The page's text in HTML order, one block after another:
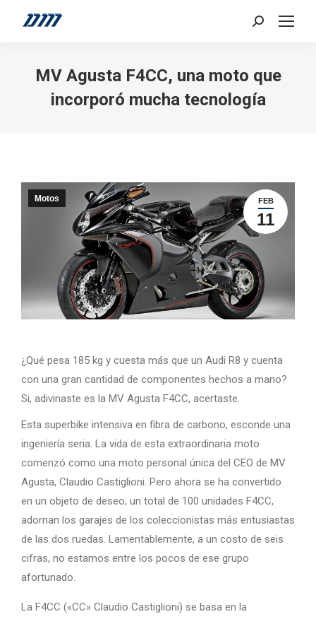
Search:
MV Agusta F4CC, una moto que
incorporó mucha tecnología
FEB
11
Motos
¿Qué pesa 185 kg y cuesta más que un Audi R8 y cuenta
con una gran cantidad de componentes hechos a mano?
Si, adivinaste es la MV Agusta F4CC, acertaste.
Esta superbike intensiva en fibra de carbono, esconde una
ingeniería seria. La vida de esta extraordinaria moto
comenzó como una moto personal única del CEO de MV
Agusta, Claudio Castiglioni. Pero ahora se ha convertido
en un objeto de deseo, un total de 100 unidades F4CC,
adornan los garajes de los coleccionistas más entusiastas
de las dos ruedas. Lamentablemente, a un costo de seis
cifras, no estamos entre los pocos de ese grupo
afortunado.
La F4CC («CC» Claudio Castiglioni) se basa en la